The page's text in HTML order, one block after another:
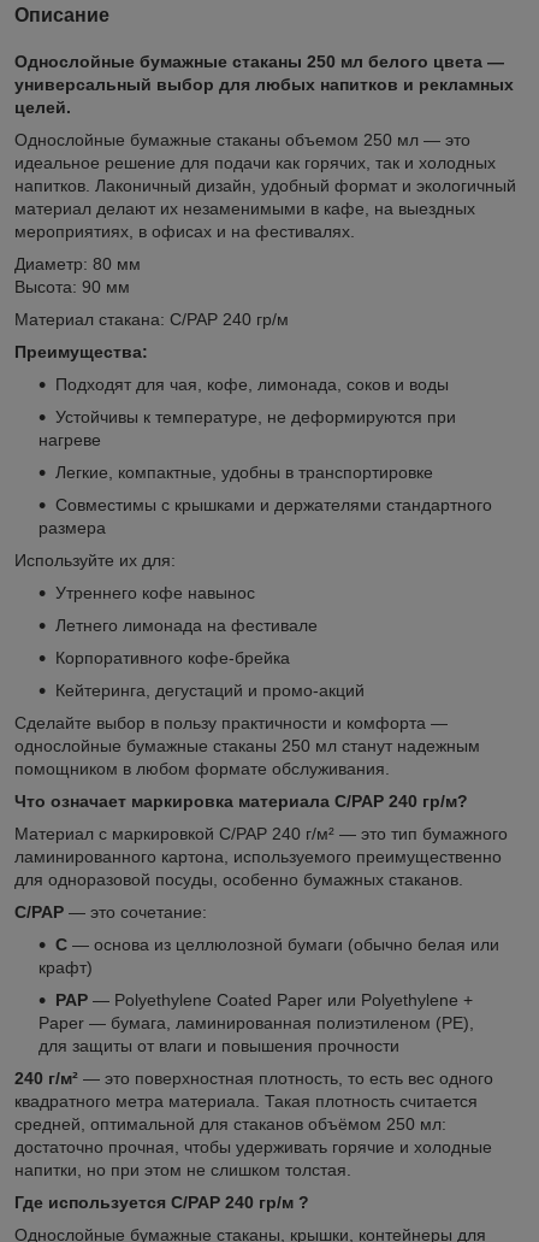
Описание
Однослойные бумажные стаканы 250 мл белого цвета —
универсальный выбор для любых напитков и рекламных
целей.
Однослойные бумажные стаканы объемом 250 мл — это
идеальное решение для подачи как горячих, так и холодных
напитков. Лаконичный дизайн, удобный формат и экологичный
материал делают их незаменимыми в кафе, на выездных
мероприятиях, в офисах и на фестивалях.
Диаметр: 80 мм
Высота: 90 мм
Материал стакана: С/РАР 240 гр/м
Преимущества:
Подходят для чая, кофе, лимонада, соков и воды
Устойчивы к температуре, не деформируются при
нагреве
Легкие, компактные, удобны в транспортировке
Совместимы с крышками и держателями стандартного
размера
Используйте их для:
Утреннего кофе навынос
Летнего лимонада на фестивале
Корпоративного кофе-брейка
Кейтеринга, дегустаций и промо-акций
Сделайте выбор в пользу практичности и комфорта —
однослойные бумажные стаканы 250 мл станут надежным
помощником в любом формате обслуживания.
Что означает маркировка материала С/РАР 240 гр/м?
Материал с маркировкой С/РАР 240 г/м² — это тип бумажного
ламинированного картона, используемого преимущественно
для одноразовой посуды, особенно бумажных стаканов.
С/РАР — это сочетание:
С — основа из целлюлозной бумаги (обычно белая или
крафт)
РАР — Polyethylene Coated Paper или Polyethylene +
Paper — бумага, ламинированная полиэтиленом (PE),
для защиты от влаги и повышения прочности
240 г/м² — это поверхностная плотность, то есть вес одного
квадратного метра материала. Такая плотность считается
средней, оптимальной для стаканов объёмом 250 мл:
достаточно прочная, чтобы удерживать горячие и холодные
напитки, но при этом не слишком толстая.
Где используется С/РАР 240 гр/м ?
Однослойные бумажные стаканы, крышки, контейнеры для